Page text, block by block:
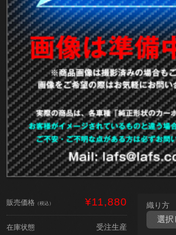
販売価格 （税込） ¥11,880
在庫状態 受注生産
織り方